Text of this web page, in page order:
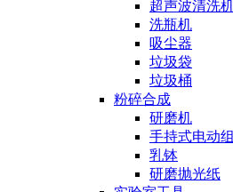
超声波清洗
洗瓶机
吸尘器
垃圾袋
垃圾桶
粉碎合成
研磨机
手持式电动
乳钵
研磨抛光纸